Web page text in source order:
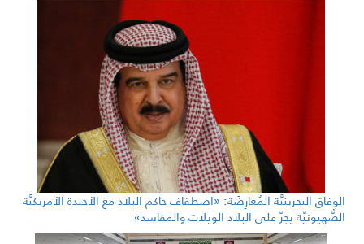
الوفاق البحرينيَّة المُعارِضَة: «اصطفاف حاكم البلاد مع الأجندة الأمريكيَّة
الصُّهيونيَّة يجرّ على البلاد الويلات والمفاسد»